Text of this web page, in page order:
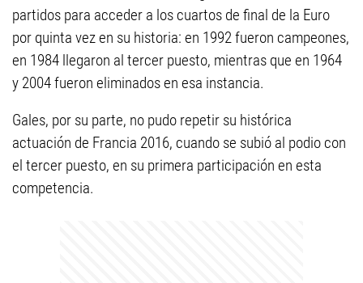
partidos para acceder a los cuartos de final de la Euro
por quinta vez en su historia: en 1992 fueron campeones,
en 1984 llegaron al tercer puesto, mientras que en 1964
y 2004 fueron eliminados en esa instancia.
Gales, por su parte, no pudo repetir su histórica
actuación de Francia 2016, cuando se subió al podio con
el tercer puesto, en su primera participación en esta
competencia.